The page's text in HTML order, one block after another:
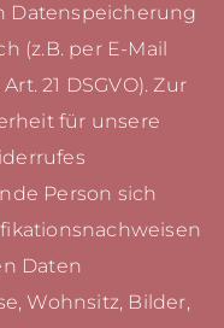
Datenspeicherung
(z.B. per E-Mail
21 DSGVO). Zur
für unsere
Person sich
Daten
Wohnsitz, Bilder,